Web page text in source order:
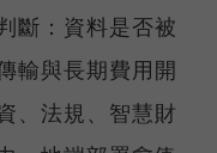
斷：資料是否被
輸與長期費用開
、法規、智慧財